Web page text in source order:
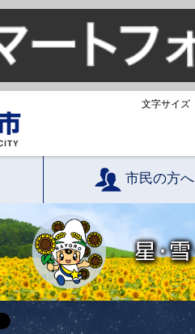
文字サイズ
市民の方へ